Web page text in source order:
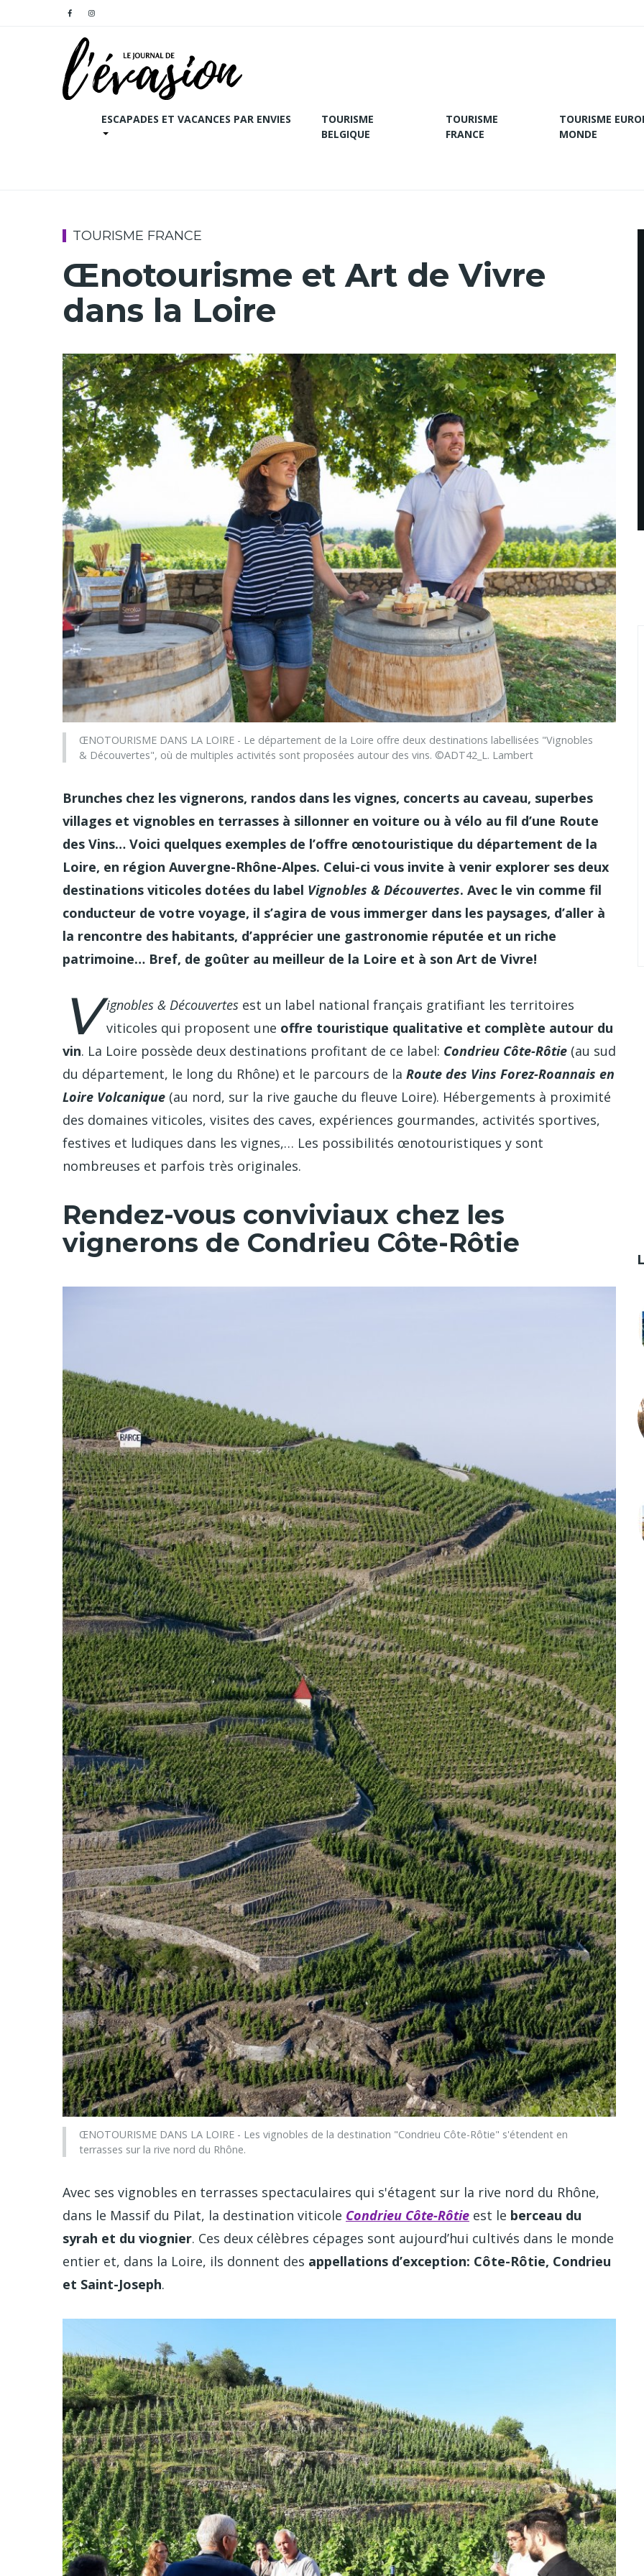
ESCAPADES ET VACANCES PAR ENVIES
TOURISME
BELGIQUE
TOURISME
FRANCE
TOURISME
MONDE
TOURISME FRANCE
Œnotourisme et Art de Vivre
dans la Loire
ŒNOTOURISME DANS LA LOIRE - Le département de la Loire offre deux destinations labellisées "Vignobles
& Découvertes", où de multiples activités sont proposées autour des vins. ©ADT42_L. Lambert
Brunches chez les vignerons, randos dans les vignes, concerts au caveau, superbes
villages et vignobles en terrasses à sillonner en voiture ou à vélo au fil d’une Route
des Vins… Voici quelques exemples de l’offre œnotouristique du département de la
Loire, en région Auvergne-Rhône-Alpes. Celui-ci vous invite à venir explorer ses deux
destinations viticoles dotées du label Vignobles & Découvertes. Avec le vin comme fil
conducteur de votre voyage, il s’agira de vous immerger dans les paysages, d’aller à
la rencontre des habitants, d’apprécier une gastronomie réputée et un riche
patrimoine… Bref, de goûter au meilleur de la Loire et à son Art de Vivre!
V ignobles & Découvertes est un label national français gratifiant les territoires
viticoles qui proposent une offre touristique qualitative et complète autour du
vin. La Loire possède deux destinations profitant de ce label: Condrieu Côte-Rôtie (au sud
du département, le long du Rhône) et le parcours de la Route des Vins Forez-Roannais en
Loire Volcanique (au nord, sur la rive gauche du fleuve Loire). Hébergements à proximité
des domaines viticoles, visites des caves, expériences gourmandes, activités sportives,
festives et ludiques dans les vignes,… Les possibilités œnotouristiques y sont
nombreuses et parfois très originales.
Rendez-vous conviviaux chez les
vignerons de Condrieu Côte-Rôtie
ŒNOTOURISME DANS LA LOIRE - Les vignobles de la destination "Condrieu Côte-Rôtie" s'étendent en
terrasses sur la rive nord du Rhône.
Avec ses vignobles en terrasses spectaculaires qui s'étagent sur la rive nord du Rhône,
dans le Massif du Pilat, la destination viticole Condrieu Côte-Rôtie est le berceau du
syrah et du viognier. Ces deux célèbres cépages sont aujourd’hui cultivés dans le monde
entier et, dans la Loire, ils donnent des appellations d’exception: Côte-Rôtie, Condrieu
et Saint-Joseph.